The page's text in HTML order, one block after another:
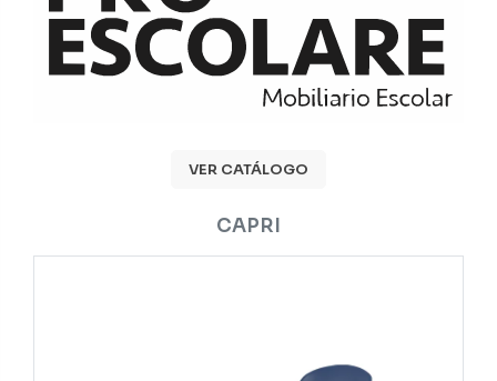
VER CATÁLOGO
CAPRI